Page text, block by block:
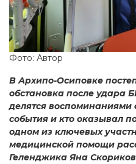
Фото: Автор
В Архипо-Осиповке
обстановка после удара
делятся воспоминаниями
события и кто оказывал
одном из ключевых
медицинской помощи
Геленджика Яна